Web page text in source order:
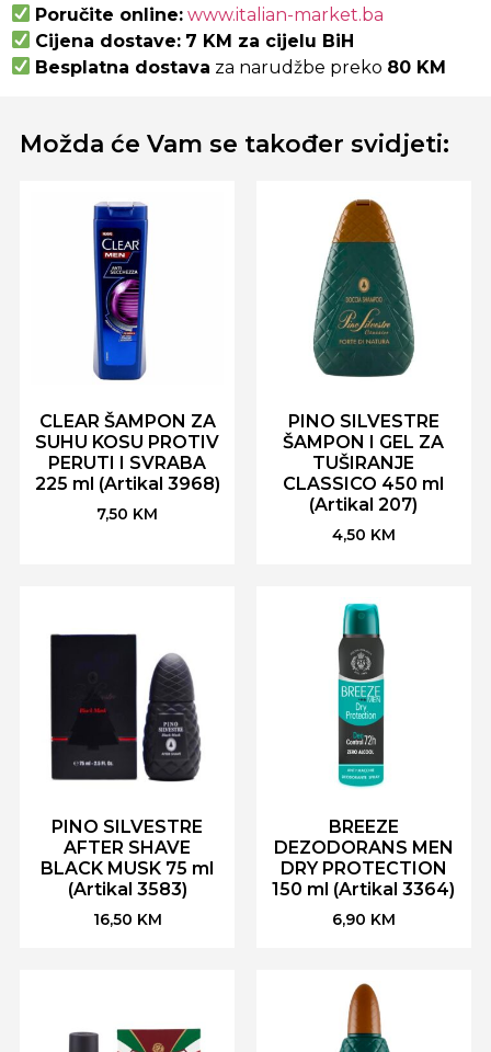
Poručite online: www.italian-market.ba
Cijena dostave: 7 KM za cijelu BiH
Besplatna dostava za narudžbe preko 80 KM
Možda će Vam se također svidjeti:
CLEAR ŠAMPON ZA
SUHU KOSU PROTIV
PERUTI I SVRABA
225 ml (Artikal 3968)
7,50 KM
PINO SILVESTRE
ŠAMPON I GEL ZA
TUŠIRANJE
CLASSICO 450 ml
(Artikal 207)
4,50 KM
PINO SILVESTRE
AFTER SHAVE
BLACK MUSK 75 ml
(Artikal 3583)
16,50 KM
BREEZE
DEZODORANS MEN
DRY PROTECTION
150 ml (Artikal 3364)
6,90 KM